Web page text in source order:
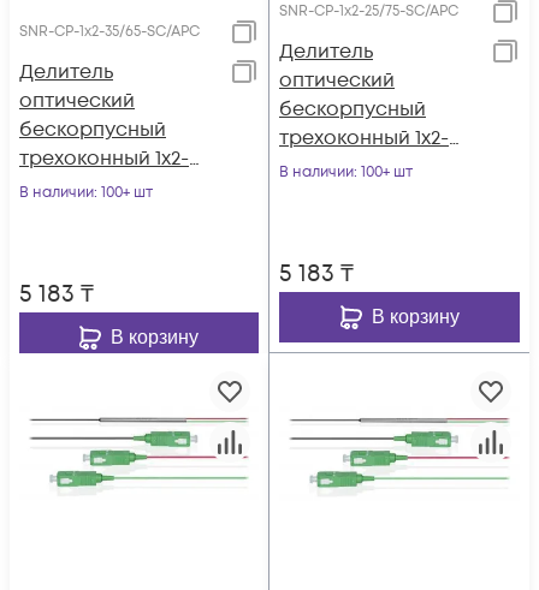
SNR-CP-1x2-35/65-SC/APC
Делитель
оптический
бескорпусный
трехоконный 1х2-
35/65 SC/APC
В наличии: 100+ шт
5 183 ₸
В корзину
SNR-CP-1x2-25/75-SC/APC
Делитель
оптический
бескорпусный
трехоконный 1х2-
25/75 SC/APC
В наличии: 100+ шт
5 183 ₸
В корзину